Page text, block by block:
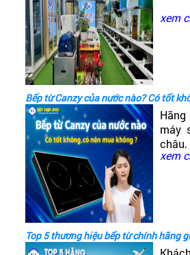
xem
Bếp từ Canzy của nước nào? Có tốt
máy
chậu,
có
xem
Top 5 thương hiệu bếp từ chính hãng